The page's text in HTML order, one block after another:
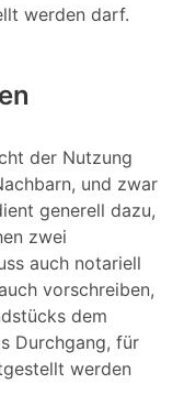
werden darf.
der Nutzung
und zwar
generell dazu,
zwei
auch notariell
vorschreiben,
dem
Durchgang, für
werden